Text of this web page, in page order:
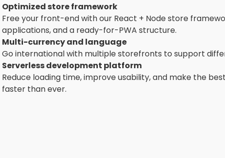
Optimized store framework
Free your front-end with our React + Node store
applications, and a ready-for-PWA structure.
Multi-currency and language
Go international with multiple storefronts to support
Serverless development platform
Reduce loading time, improve usability, and make the
faster than ever.